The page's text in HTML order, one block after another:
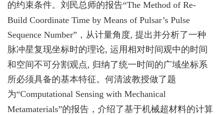
的约束条件。刘民总师的报告“The Method of Re-
Build Coordinate Time by Means of Pulsar’s Pulse
Sequence Number”，从计量角度, 提出并分析了一种
脉冲星复现坐标时的理论, 运用相对时间观中的时间
和空间不可分割观点, 归纳了统一时间的广域坐标系
所必须具备的基本特征。何清波教授做了题
为“Computational Sensing with Mechanical
Metamaterials”的报告，介绍了基于机械超材料的计算